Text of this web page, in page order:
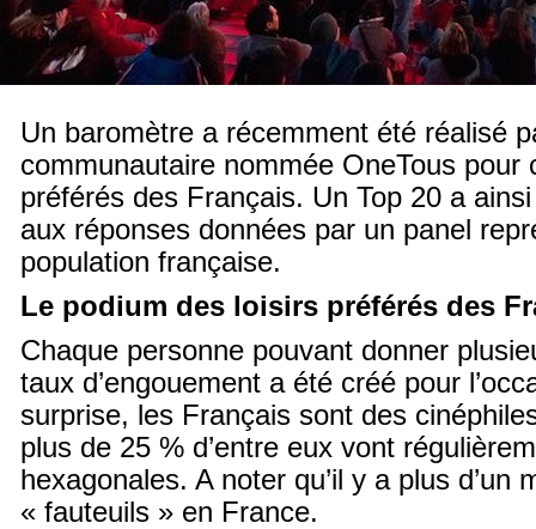
Un baromètre a récemment été réalisé
communautaire nommée OneTous pour
préférés des Français. Un Top 20 a
aux réponses données par un panel
population française.
Le podium des loisirs préférés des
Chaque personne pouvant donner
taux d’engouement a été créé pour
surprise, les Français sont des
plus de 25 % d’entre eux vont
hexagonales. A noter qu’il y a plus d’un
« fauteuils » en France.